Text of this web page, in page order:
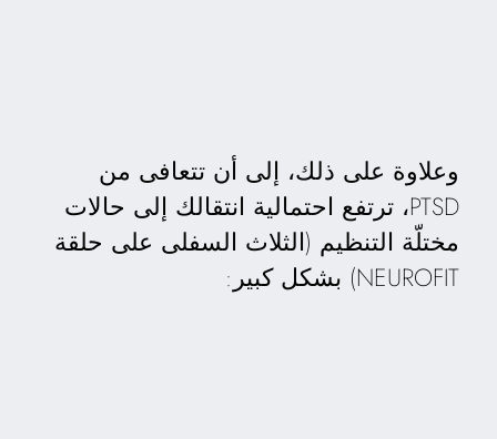
وعلاوة على ذلك، إلى أن تتعافى من
PTSD، ترتفع احتمالية انتقالك إلى حالات
مختلّة التنظيم (الثلاث السفلى على حلقة
NEUROFIT) بشكل كبير: